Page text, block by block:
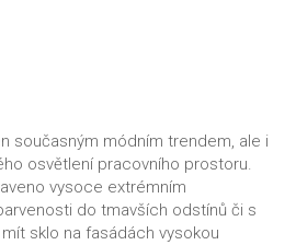
současným módním trendem, ale i
osvětlení pracovního prostoru.
vysoce extrémním
do tmavších odstínů či s
sklo na fasádách vysokou